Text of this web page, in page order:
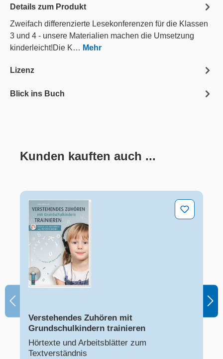
Details zum Produkt
Zweifach differenzierte Lesekonferenzen für die Klassen
3 und 4 - unsere Materialien machen die Umsetzung
kinderleicht!Die K… Mehr
Lizenz
Blick ins Buch
Produktgalerie überspringen
Kunden kauften auch ...
Verstehendes Zuhören mit Grundschulkindern
Verstehendes Zuhören mit
Grundschulkindern trainieren
Hörtexte und Arbeitsblätter zum
Textverständnis